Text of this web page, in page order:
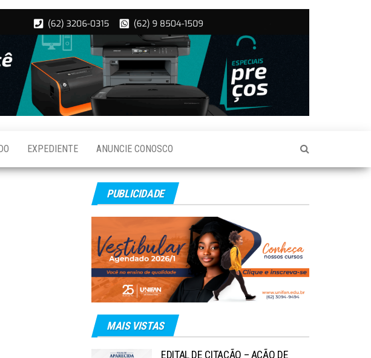
EXPEDIENTE ANUNCIE CONOSCO
PUBLICIDADE
MAIS VISTAS
EDITAL DE CITAÇÃO – AÇÃO DE